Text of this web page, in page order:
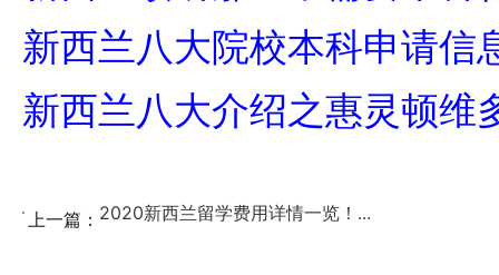
新西兰八大院校本科申请信
新西兰八大介绍之惠灵顿维
上一篇： 2020新西兰留学费用详情一览！...